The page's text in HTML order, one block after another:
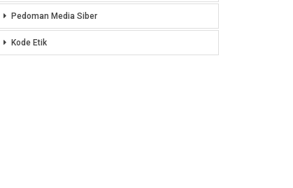
Pedoman Media Siber
Kode Etik